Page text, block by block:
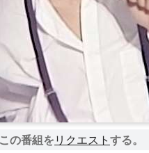
この番組をリクエストする。